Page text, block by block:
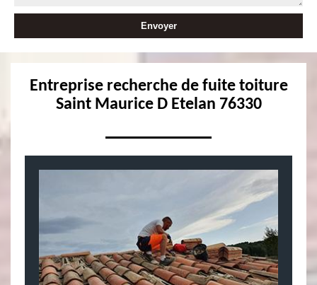
Entreprise recherche de fuite toiture
Saint Maurice D Etelan 76330